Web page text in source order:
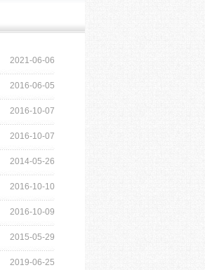
2021-06-06
2016-06-05
2016-10-07
2016-10-07
2014-05-26
2016-10-10
2016-10-09
2015-05-29
2019-06-25